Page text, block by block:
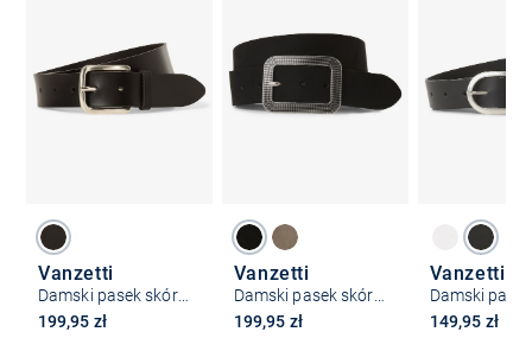
Vanzetti
Damski pasek skórzany
199,95 zł
Vanzetti
199,95 zł
Vanzetti
149,95 zł